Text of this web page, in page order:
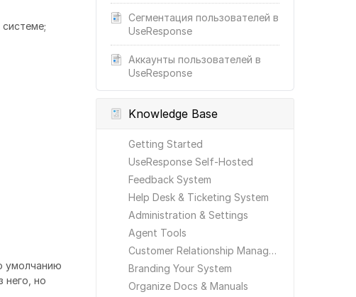
Сегментация пользователей в
UseResponse
Аккаунты пользователей в
UseResponse
Knowledge Base
Getting Started
UseResponse Self-Hosted
Feedback System
Help Desk & Ticketing System
Administration & Settings
Agent Tools
Customer Relationship Management
Branding Your System
Organize Docs & Manuals
умолчанию
него, но